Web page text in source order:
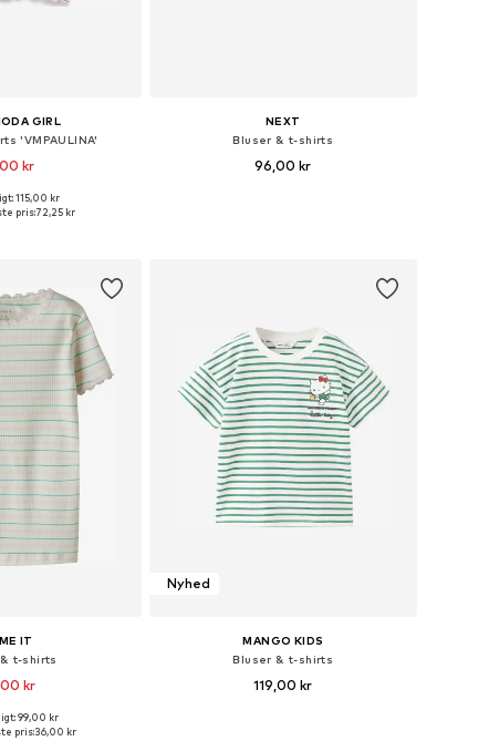
GIRL
'VMPAULINA'
kr
134-140
115,00 kr
pris:72,25 kr
NEXT
Bluser & t-shirts
96,00 kr
IT
t-shirts
kr
116, 122-128
99,00 kr
pris:36,00 kr
Nyhed
MANGO KIDS
Bluser & t-shirts
119,00 kr